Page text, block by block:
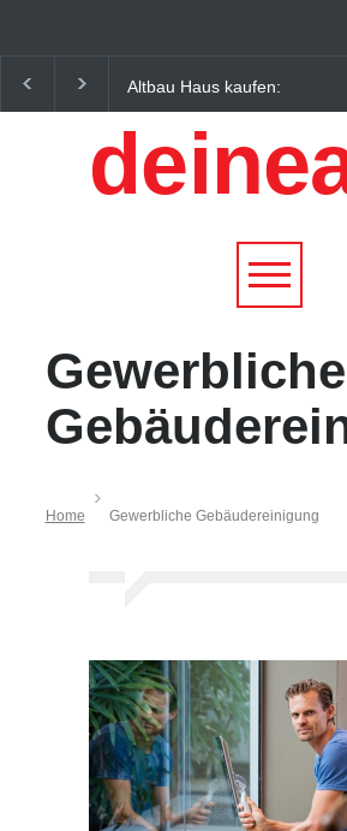
Altbau Haus kaufen:
Unterschiede zwischen
Süddeutschland und
Österreich einfach erklärt
Gewerbliche
Home Gewerbliche Gebäudereinigung